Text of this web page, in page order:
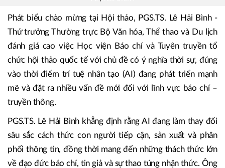
Phát biểu chào mừng tại Hội thảo, PGS.TS. Lê Hải Bình -
Thứ trưởng Thường trực Bộ Văn hóa, Thể thao và Du lịch
đánh giá cao việc Học viện Báo chí và Tuyên truyền tổ
chức hội thảo quốc tế với chủ đề có ý nghĩa thời sự, đúng
vào thời điểm trí tuệ nhân tạo (AI) đang phát triển mạnh
mẽ và đặt ra nhiều vấn đề mới đối với lĩnh vực báo chí –
truyền thông.
PGS.TS. Lê Hải Bình khẳng định rằng AI đang làm thay đổi
sâu sắc cách thức con người tiếp cận, sản xuất và phân
phối thông tin, đồng thời mang đến những thách thức lớn
về đạo đức báo chí, tin giả và sự thao túng nhận thức. Ông